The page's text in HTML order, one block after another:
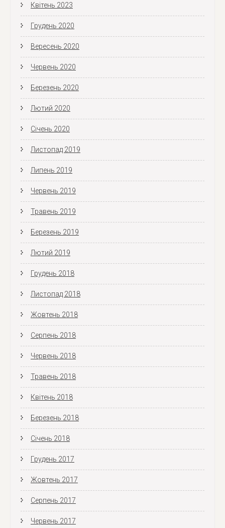
Квітень 2023
Грудень 2020
Вересень 2020
Червень 2020
Березень 2020
Лютий 2020
Січень 2020
Листопад 2019
Липень 2019
Червень 2019
Травень 2019
Березень 2019
Лютий 2019
Грудень 2018
Листопад 2018
Жовтень 2018
Серпень 2018
Червень 2018
Травень 2018
Квітень 2018
Березень 2018
Січень 2018
Грудень 2017
Жовтень 2017
Серпень 2017
Червень 2017